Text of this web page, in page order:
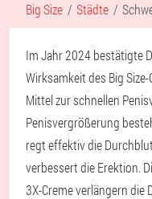
Big Size Städte
Im Jahr 2024 bestätigte
Wirksamkeit des Big
Mittel zur schnellen
Penisvergrößerung
regt effektiv die
verbessert die Erektion.
3X-Creme verlängern die